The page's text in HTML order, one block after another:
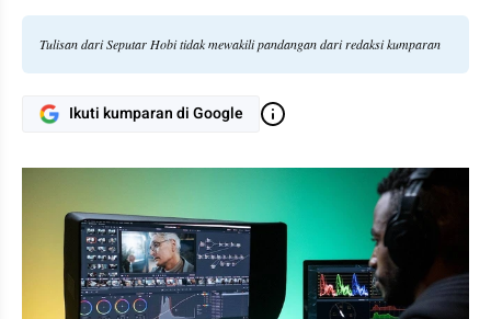
Tulisan dari Seputar Hobi tidak mewakili pandangan dari redaksi kumparan
Ikuti kumparan di Google